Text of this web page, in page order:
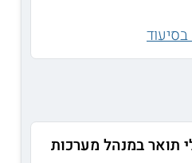
תואר במנהל מערכות